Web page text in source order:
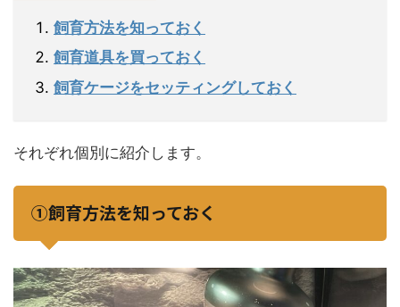
飼育方法を知っておく
飼育道具を買っておく
飼育ケージをセッティングしておく
それぞれ個別に紹介します。
①飼育方法を知っておく